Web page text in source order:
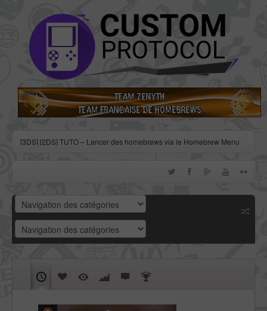
[3DS] [2DS] TUTO – Lancer des homebrews via le Homebrew Menu
[3DS] [2DS] TUTO - Utiliser l’exploit BannerBomb3 pour obtenir un
[3DS] [2DS] TUTO – Obtenir sa clé « movable.sed » de chiffrage
DSiWare via Seedminer
[Vita] Firmware 3.71 : et un nouveau firmware inutile, un !